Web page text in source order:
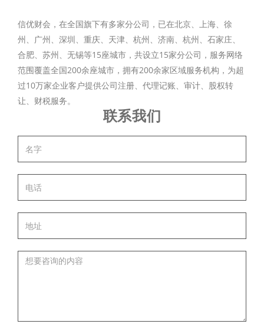
信优财会，在全国旗下有多家分公司，已在北京、上海、徐
州、广州、深圳、重庆、天津、杭州、济南、杭州、石家庄、
合肥、苏州、无锡等15座城市，共设立15家分公司，服务网络
范围覆盖全国200余座城市，拥有200余家区域服务机构，为超
过10万家企业客户提供公司注册、代理记账、审计、股权转
让、财税服务。
联系我们